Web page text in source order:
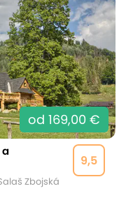
od 169,00 €
9,5
a
Zbojská